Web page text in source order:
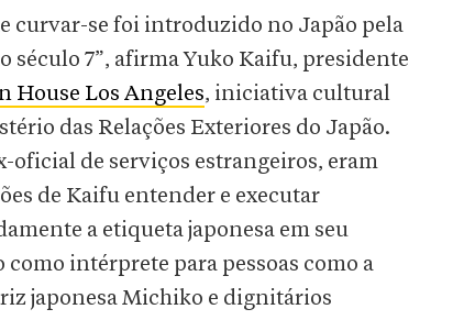
curvar-se foi introduzido no Japão pela
século 7”, afirma Yuko Kaifu, presidente
House Los Angeles, iniciativa cultural
das Relações Exteriores do Japão.
oficial de serviços estrangeiros, eram
de Kaifu entender e executar
a etiqueta japonesa em seu
como intérprete para pessoas como a
japonesa Michiko e dignitários